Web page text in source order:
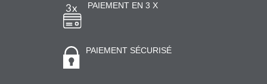
PAIEMENT EN 3 X
PAIEMENT SÉCURISÉ